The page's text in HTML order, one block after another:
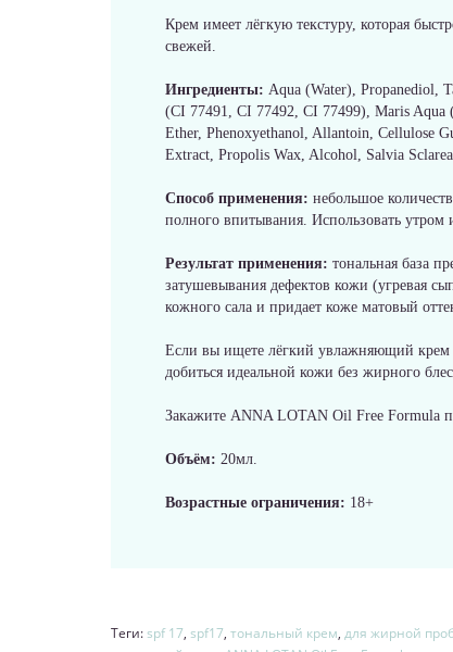
Крем имеет лёгкую текстуру, которая
свежей.
Ингредиенты: Aqua (Water), Propanediol,
(CI 77491, CI 77492, CI 77499), Maris
Ether, Phenoxyethanol, Allantoin, Cellulose
Extract, Propolis Wax, Alcohol, Salvia
Способ применения: небольшое
полного впитывания. Использовать утром
Результат применения: тональная база
затушевывания дефектов кожи (угревая
кожного сала и придает коже матовый
Если вы ищете лёгкий увлажняющий
добиться идеальной кожи без жирного
Закажите ANNA LOTAN Oil Free Formula
Объём: 20мл.
Возрастные ограничения: 18+
Теги:spf 17, spf17, тональный крем, для жирной